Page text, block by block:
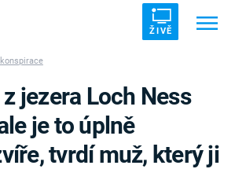
ŽIVĚ
DÁVNOVĚKU
jezera Loch Ness
je to úplně
tvrdí muž, který ji